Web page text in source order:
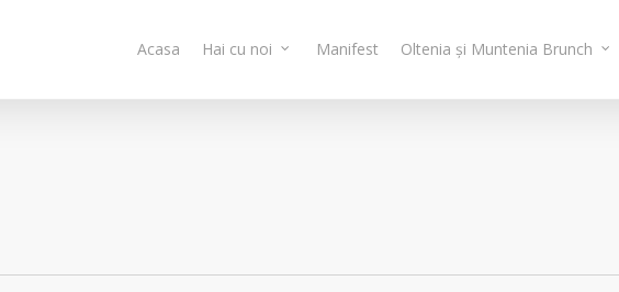
Acasa Hai cu noi Manifest Oltenia și Muntenia Brunch